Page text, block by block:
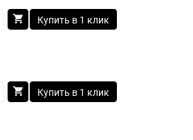
Купить в 1 клик
Купить в 1 клик